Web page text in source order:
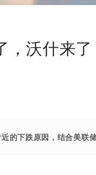
，沃什来
的下跌原因，结合美联